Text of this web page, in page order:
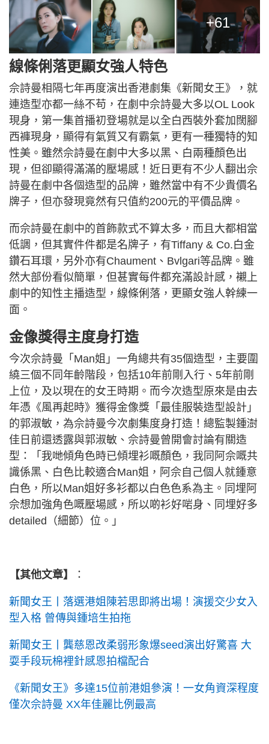
+61
線條俐落更顯女強人特色
佘詩曼相隔七年再度演出香港劇集《新聞女王》，就
連造型亦都一絲不苟，在劇中佘詩曼大多以OL Look
現身，第一集首播初登場就是以全白西裝外套加闊腳
西褲現身，顯得有氣質又有霸氣，更有一種獨特的知
性美。雖然佘詩曼在劇中大多以黑、白兩種顏色出
現，但卻顯得滿滿的壓場感！近日更有不少人翻出佘
詩曼在劇中各個造型的品牌，雖然當中有不少貴價名
牌子，但亦發現竟然有只值約200元的平價品牌。
而佘詩曼在劇中的首飾款式不算太多，而且大都相當
低調，但其實件件都是名牌子，有Tiffany & Co.白金
鑽石耳環，另外亦有Chaument、Bvlgari等品牌。雖
然大部份看似簡單，但甚實每件都充滿設計感，襯上
劇中的知性主播造型，線條俐落，更顯女強人幹練一
面。
金像獎得主度身打造
今次佘詩曼「Man姐」一角總共有35個造型，主要圍
繞三個不同年齡階段，包括10年前剛入行、5年前剛
上位，及以現在的女王時期。而今次造型原來是由去
年憑《風再起時》獲得金像獎「最佳服裝造型設計」
的郭淑敏，為佘詩曼今次劇集度身打造！總監製鍾澍
佳日前還透露與郭淑敏、佘詩曼曾開會討論有關造
型：「我哋傾角色時已傾埋衫嘅顏色，我同阿佘嘅共
識係黑、白色比較適合Man姐，阿佘自己個人就鍾意
白色，所以Man姐好多衫都以白色色系為主。同埋阿
佘想加強角色嘅壓場感，所以啲衫好啱身、同埋好多
detailed（細節）位。」
【其他文章】 ：
新聞女王丨落選港姐陳若思即將出場！演援交少女入
型入格 曾傳與鍾培生拍拖
新聞女王丨龔慈恩改柔弱形象爆seed演出好驚喜 大
耍手段玩棉裡針感恩拍檔配合
《新聞女王》多達15位前港姐參演！一女角資深程度
僅次佘詩曼 XX年佳麗比例最高